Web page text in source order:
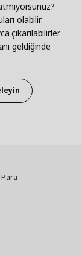
olabilir.
çıkarılabilirler
geldiğinde